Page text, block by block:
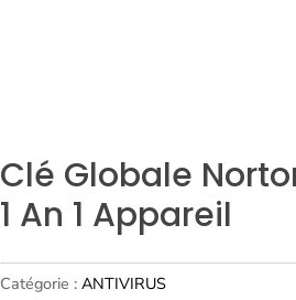
Clé Globale
1 An 1 Appareil
Catégorie : ANTIVIRUS